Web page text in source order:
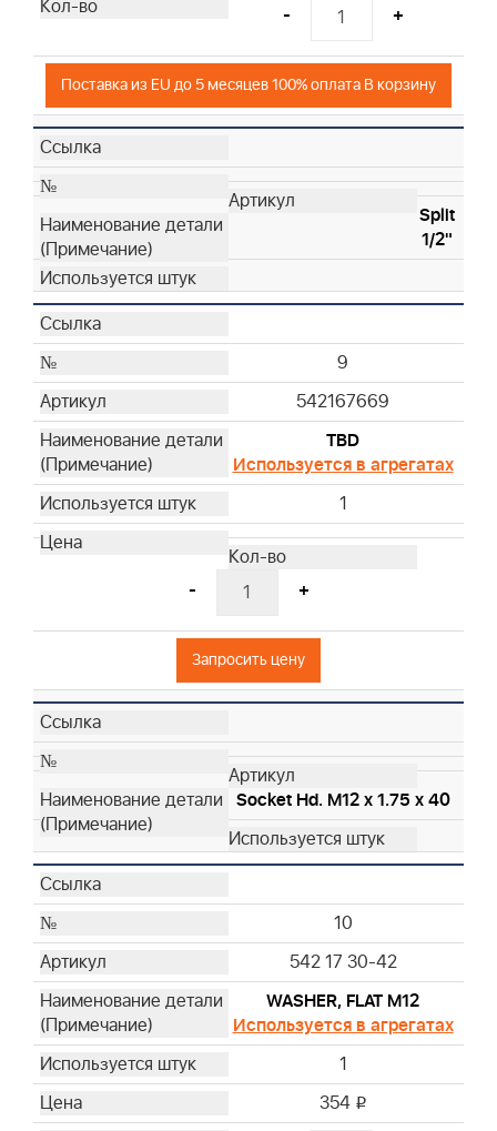
- +
Поставка из EU до 5 месяцев 100% оплата В корзину
Split
1/2"
9
542167669
TBD
Используется в агрегатах
1
- +
Запросить цену
Socket Hd. M12 x 1.75 x 40
10
542 17 30-42
WASHER, FLAT M12
Используется в агрегатах
1
354 i